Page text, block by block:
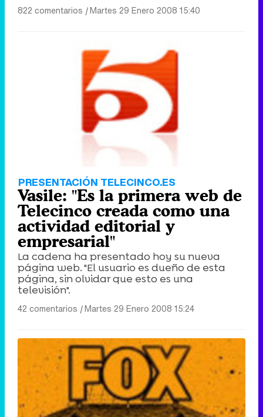
822 comentarios |Martes 29 Enero 2008 15:40
PRESENTACIÓN TELECINCO.ES
Vasile: "Es la primera web de
Telecinco creada como una
actividad editorial y
empresarial"
La cadena ha presentado hoy su nueva
página web. "El usuario es dueño de esta
página, sin olvidar que esto es una
televisión".
42 comentarios |Martes 29 Enero 2008 15:24